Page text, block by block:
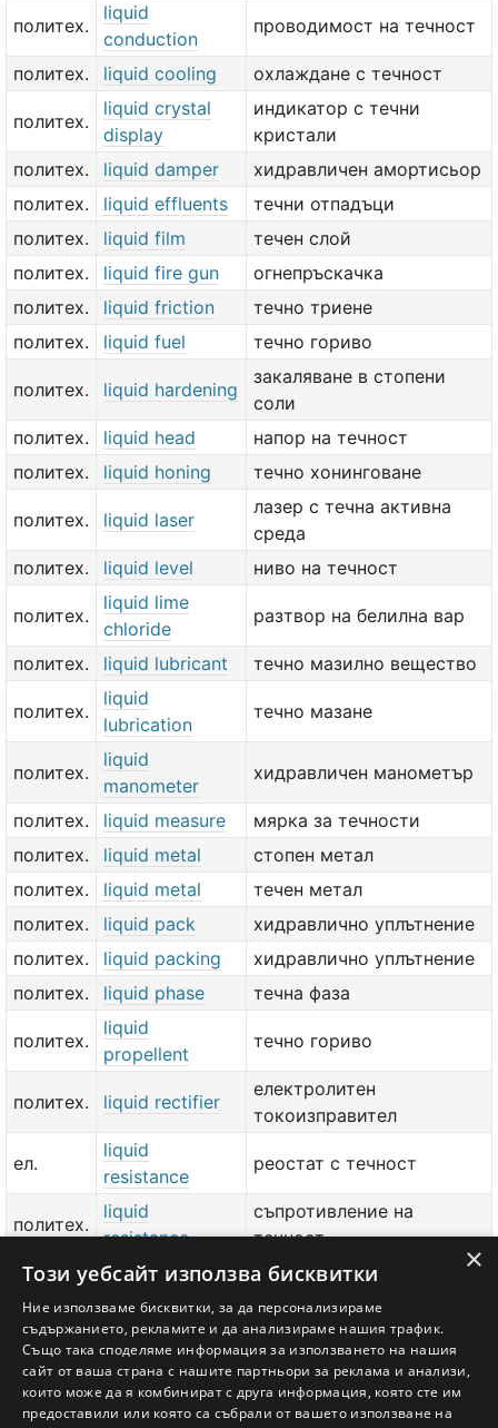
политех.
liquid
conduction
проводимост на течност
политех. liquid cooling охлаждане с течност
политех.
liquid crystal
display
индикатор с течни
кристали
политех.
liquid damper
хидравличен амортисьор
политех.
liquid effluents
течни отпадъци
политех.
liquid film
течен слой
политех.
liquid fire gun
огнепръскачка
политех.
liquid friction
течно триене
политех.
liquid fuel течно гориво
политех. liquid hardening
закаляване в стопени
соли
политех.
liquid head
напор на течност
политех.
liquid honing течно хонинговане
политех. liquid laser
лазер с течна активна
среда
политех.
liquid level ниво на течност
политех.
liquid lime
chloride
разтвор на белилна вар
политех. liquid lubricant течно мазилно вещество
политех.
liquid
lubrication
течно мазане
политех.
liquid
manometer
хидравличен манометър
политех. liquid measure
мярка за течности
политех.
liquid metal
стопен метал
политех.
liquid metal
течен метал
политех.
liquid pack
хидравлично уплътнение
политех.
liquid packing
хидравлично уплътнение
политех.
liquid phase течна фаза
политех.
liquid
propellent
течно гориво
политех. liquid rectifier
електролитен
токоизправител
ел.
liquid
resistance
реостат с течност
политех.
liquid
resistance
съпротивление на
течност
политех.
liquid
resistance
вискозно съпротивление
политех. liquid resistor резистор с течност
добави значение или преводтук
×
Този уебсайт използва бисквитки
Ние използваме бисквитки, за да персонализираме
съдържанието, рекламите и да анализираме нашия трафик.
Също така споделяме информация за използването на нашия
сайт от ваша страна с нашите партньори за реклама и анализи,
които може да я комбинират с друга информация, която сте им
предоставили или която са събрали от вашето използване на